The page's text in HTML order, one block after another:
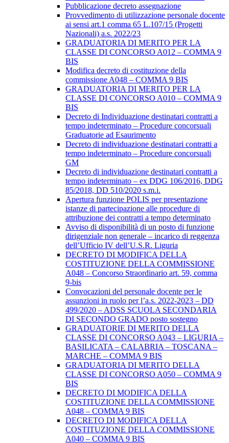
Pubblicazione decreto assegnazione
Provvedimento di utilizzazione personale docente
ai sensi art.1 comma 65 L.107/15 (Progetti
Nazionali) a.s. 2022/23
GRADUATORIA DI MERITO PER LA
CLASSE DI CONCORSO A012 – COMMA 9
BIS
Modifica decreto di costituzione della
commissione A048 – COMMA 9 BIS
GRADUATORIA DI MERITO PER LA
CLASSE DI CONCORSO A010 – COMMA 9
BIS
Decreto di Individuazione destinatari contratti a
tempo indeterminato – Procedure concorsuali
Graduatorie ad Esaurimento
Decreto di individuazione destinatari contratti a
tempo indeterminato – Procedure concorsuali
GM
Decreto di individuazione destinatari contratti a
tempo indeterminato – ex DDG 106/2016, DDG
85/2018, DD 510/2020 s.m.i.
Apertura funzione POLIS per presentazione
istanze di partecipazione alle procedure di
attribuzione dei contratti a tempo determinato
Avviso di disponibilità di un posto di funzione
dirigenziale non generale – incarico di reggenza
dell’Ufficio IV dell’U.S.R. Liguria
DECRETO DI MODIFICA DELLA
COSTITUZIONE DELLA COMMISSIONE
A048 – Concorso Straordinario art. 59, comma
9-bis
Convocazioni del personale docente per le
assunzioni in ruolo per l’a.s. 2022-2023 – DD
499/2020 – ADSS SCUOLA SECONDARIA
DI SECONDO GRADO posto sostegno
GRADUATORIE DI MERITO DELLA
CLASSE DI CONCORSO A043 – LIGURIA –
BASILICATA – CALABRIA – TOSCANA –
MARCHE – COMMA 9 BIS
GRADUATORIA DI MERITO DELLA
CLASSE DI CONCORSO A050 – COMMA 9
BIS
DECRETO DI MODIFICA DELLA
COSTITUZIONE DELLA COMMISSIONE
A048 – COMMA 9 BIS
DECRETO DI MODIFICA DELLA
COSTITUZIONE DELLA COMMISSIONE
A040 – COMMA 9 BIS